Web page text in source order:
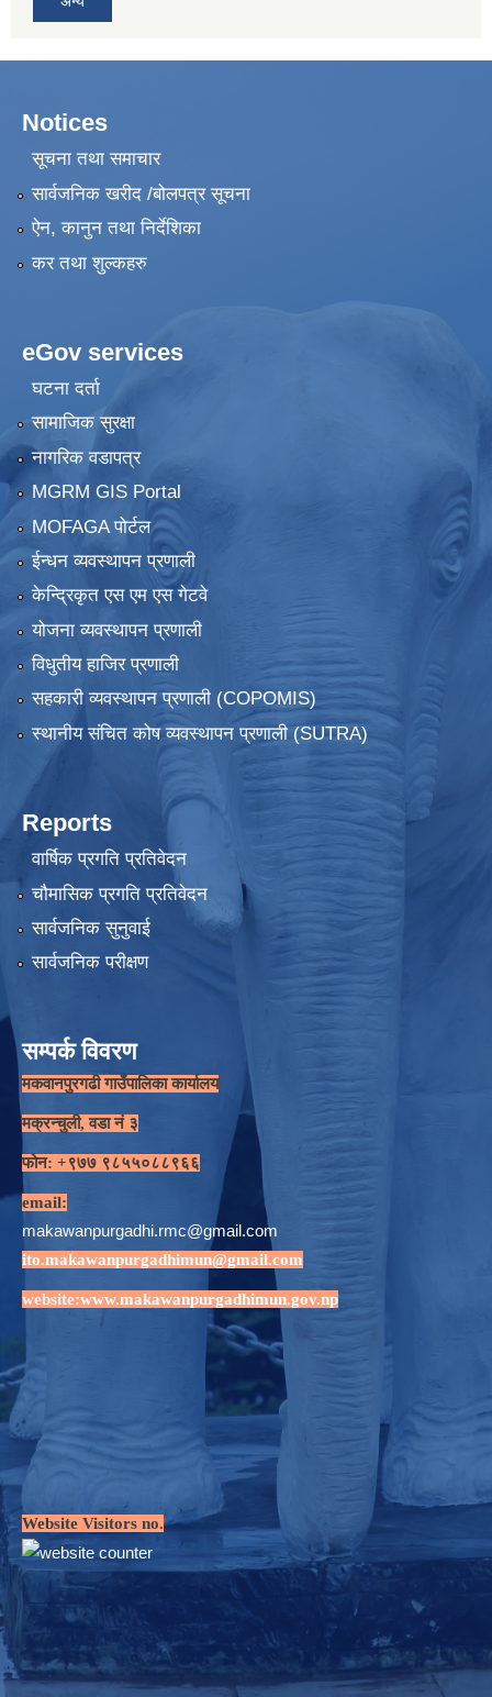
Notices
सूचना तथा समाचार
सार्वजनिक खरीद /बोलपत्र सूचना
ऐन, कानुन तथा निर्देशिका
कर तथा शुल्कहरु
eGov services
घटना दर्ता
सामाजिक सुरक्षा
नागरिक वडापत्र
MGRM GIS Portal
MOFAGA पोर्टल
ईन्धन व्यवस्थापन प्रणाली
केन्द्रिकृत एस एम एस गेटवे
योजना व्यवस्थापन प्रणाली
विधुतीय हाजिर प्रणाली
सहकारी व्यवस्थापन प्रणाली (COPOMIS)
स्थानीय संचित कोष व्यवस्थापन प्रणाली (SUTRA)
Reports
वार्षिक प्रगति प्रतिवेदन
चौमासिक प्रगति प्रतिवेदन
सार्वजनिक सुनुवाई
सार्वजनिक परीक्षण
सम्पर्क विवरण
मकवानपुरगढी गाउँपालिका कार्यालय
मक्रन्चुली, वडा नं ३
फोन: +९७७ ९८५५०८८९६६
email:
makawanpurgadhi.rmc@gmail.com
ito.makawanpurgadhimun@gmail.com
website:www.makawanpurgadhimun.gov.np
Website Visitors no.